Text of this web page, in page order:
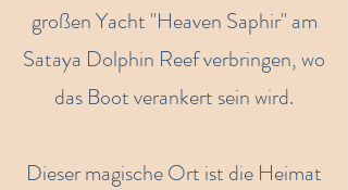
großen Yacht "Heaven Saphir" am
Sataya Dolphin Reef verbringen, wo
das Boot verankert sein wird.
Dieser magische Ort ist die Heimat